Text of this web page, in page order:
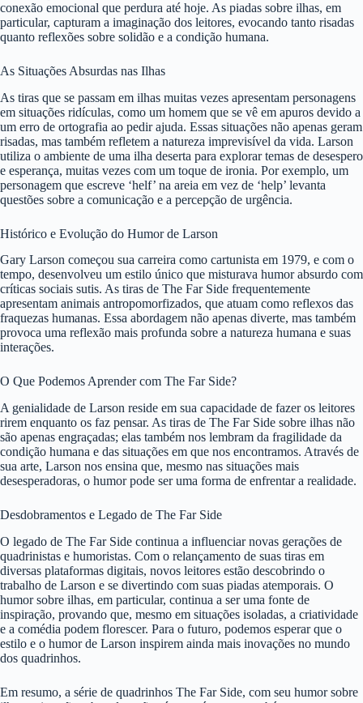
conexão emocional que perdura até hoje. As piadas sobre ilhas, em
particular, capturam a imaginação dos leitores, evocando tanto risadas
quanto reflexões sobre solidão e a condição humana.
As Situações Absurdas nas Ilhas
As tiras que se passam em ilhas muitas vezes apresentam personagens
em situações ridículas, como um homem que se vê em apuros devido a
um erro de ortografia ao pedir ajuda. Essas situações não apenas geram
risadas, mas também refletem a natureza imprevisível da vida. Larson
utiliza o ambiente de uma ilha deserta para explorar temas de desespero
e esperança, muitas vezes com um toque de ironia. Por exemplo, um
personagem que escreve ‘helf’ na areia em vez de ‘help’ levanta
questões sobre a comunicação e a percepção de urgência.
Histórico e Evolução do Humor de Larson
Gary Larson começou sua carreira como cartunista em 1979, e com o
tempo, desenvolveu um estilo único que misturava humor absurdo com
críticas sociais sutis. As tiras de The Far Side frequentemente
apresentam animais antropomorfizados, que atuam como reflexos das
fraquezas humanas. Essa abordagem não apenas diverte, mas também
provoca uma reflexão mais profunda sobre a natureza humana e suas
interações.
O Que Podemos Aprender com The Far Side?
A genialidade de Larson reside em sua capacidade de fazer os leitores
rirem enquanto os faz pensar. As tiras de The Far Side sobre ilhas não
são apenas engraçadas; elas também nos lembram da fragilidade da
condição humana e das situações em que nos encontramos. Através de
sua arte, Larson nos ensina que, mesmo nas situações mais
desesperadoras, o humor pode ser uma forma de enfrentar a realidade.
Desdobramentos e Legado de The Far Side
O legado de The Far Side continua a influenciar novas gerações de
quadrinistas e humoristas. Com o relançamento de suas tiras em
diversas plataformas digitais, novos leitores estão descobrindo o
trabalho de Larson e se divertindo com suas piadas atemporais. O
humor sobre ilhas, em particular, continua a ser uma fonte de
inspiração, provando que, mesmo em situações isoladas, a criatividade
e a comédia podem florescer. Para o futuro, podemos esperar que o
estilo e o humor de Larson inspirem ainda mais inovações no mundo
dos quadrinhos.
Em resumo, a série de quadrinhos The Far Side, com seu humor sobre